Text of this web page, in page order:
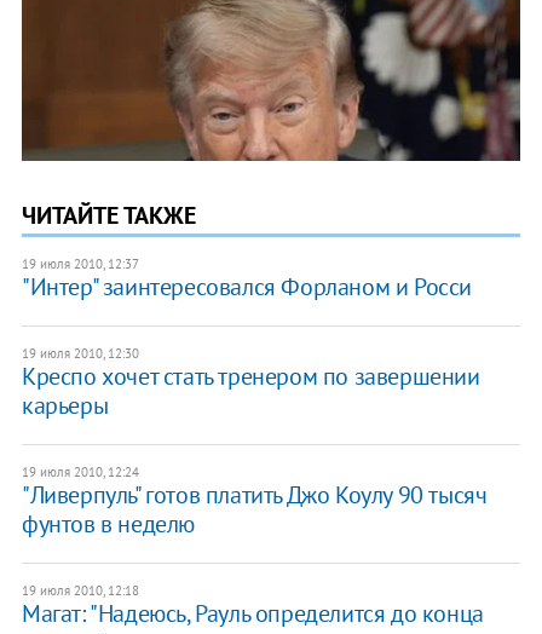
ЧИТАЙТЕ ТАКЖЕ
19 июля 2010, 12:37
"Интер" заинтересовался Форланом и Росси
19 июля 2010, 12:30
Креспо хочет стать тренером по завершении
карьеры
19 июля 2010, 12:24
"Ливерпуль" готов платить Джо Коулу 90 тысяч
фунтов в неделю
19 июля 2010, 12:18
Магат: "Надеюсь, Рауль определится до конца